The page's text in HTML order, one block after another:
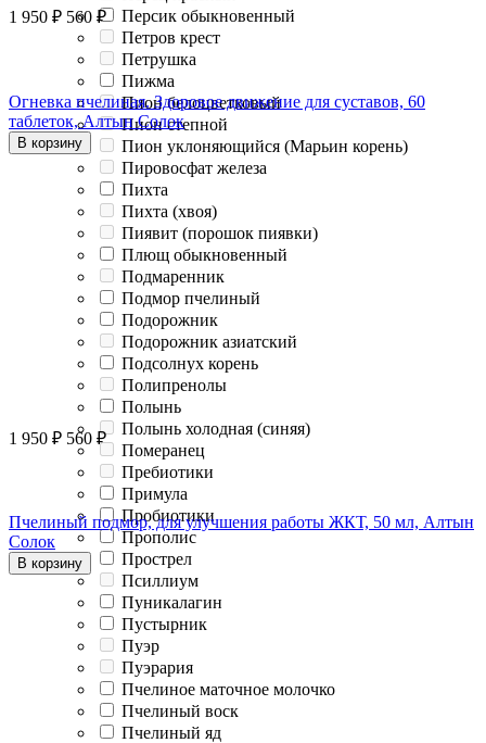
Персик обыкновенный
Петров крест
Петрушка
Пижма
Пион белоцветковый
Пион степной
Пион уклоняющийся (Марьин корень)
Пировосфат железа
Пихта
Пихта (хвоя)
Пиявит (порошок пиявки)
Плющ обыкновенный
Подмаренник
Подмор пчелиный
Подорожник
Подорожник азиатский
Подсолнух корень
Полипренолы
Полынь
Полынь холодная (синяя)
Померанец
Пребиотики
Примула
Пробиотики
Прополис
Прострел
Псиллиум
Пуникалагин
Пустырник
Пуэр
Пуэрария
Пчелиное маточное молочко
Пчелиный воск
Пчелиный яд
1 950 ₽ 560 ₽
Огневка пчелиная. Здоровое движение для суставов, 60
таблеток, Алтын Солок
В корзину
1 950 ₽ 560 ₽
Пчелиный подмор, для улучшения работы ЖКТ, 50 мл, Алтын
Солок
В корзину